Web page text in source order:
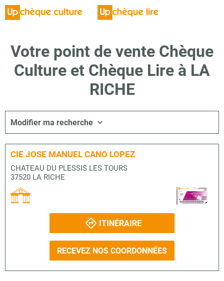
Votre point de vente Chèque
Culture et Chèque Lire à LA
RICHE
Modifier ma recherche
CIE JOSE MANUEL CANO LOPEZ
CHATEAU DU PLESSIS LES TOURS
37520 LA RICHE
ITINÉRAIRE
RECEVEZ NOS COORDONNÉES